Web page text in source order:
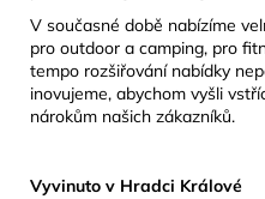
V současné době nabízíme
pro outdoor a camping, pro
tempo rozšiřování nabídky
inovujeme, abychom vyšli
nárokům našich zákazníků.
Vyvinuto v Hradci Králové